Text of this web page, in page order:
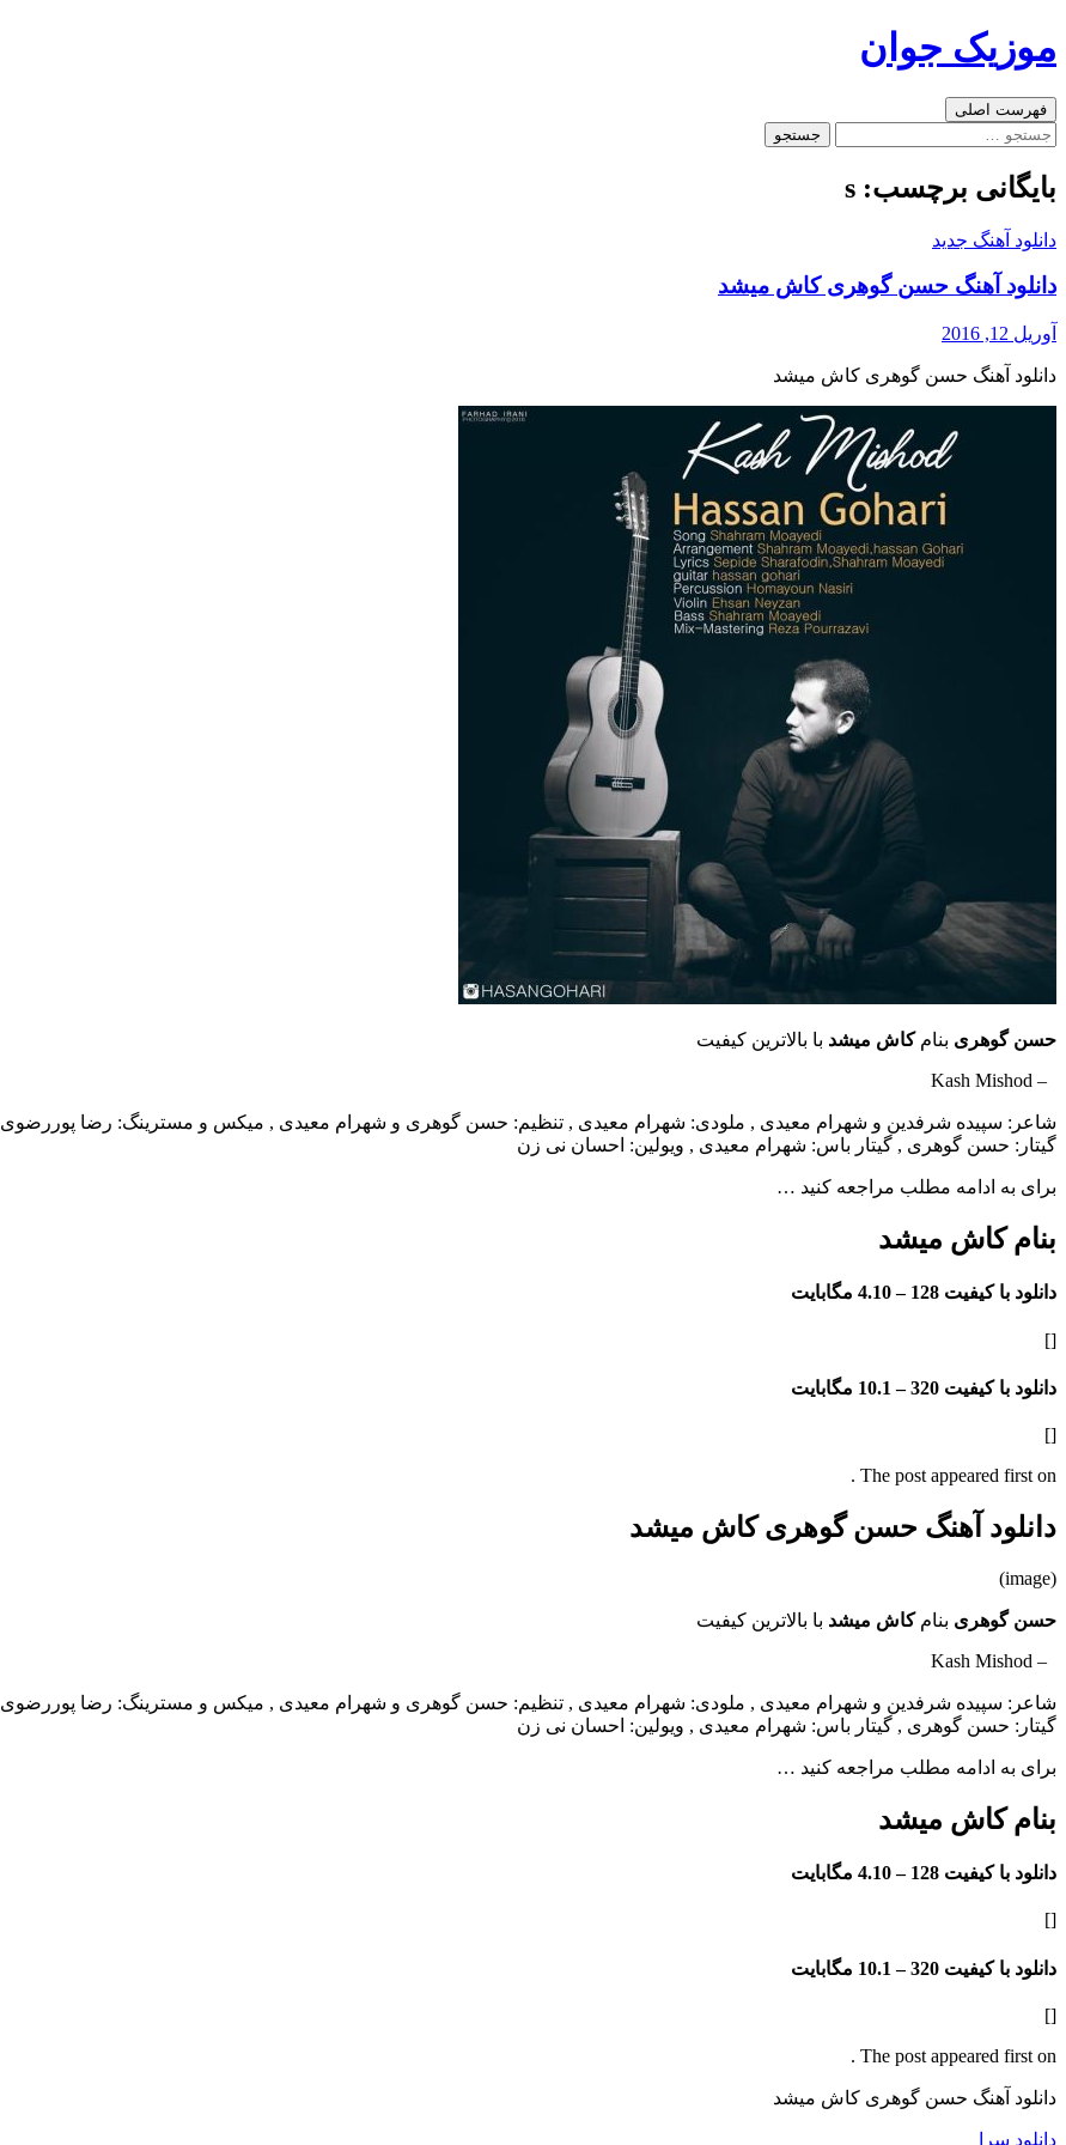
به
موزیک جوان
جست‌وجو
فهرست اصلی
جستجو
بایگانی برچسب: s
دانلود آهنگ جدید
دانلود آهنگ حسن گوهری کاش میشد
آوریل 12, 2016
دانلود آهنگ حسن گوهری کاش میشد
حسن گوهری بنامکاش میشد با بالاترین کیفیت
– Kash Mishod
شاعر: سپیده شرفدین و شهرام معیدی , ملودی: شهرام معیدی , تنظیم: حسن گوهری و شهرام معیدی , میکس و مسترینگ: رضا پوررضوی
گیتار: حسن گوهری , گیتار باس: شهرام معیدی , ویولین: احسان نی زن
برای به ادامه مطلب مراجعه کنید …
بنام کاش میشد
دانلود با کیفیت 128 – 4.10 مگابایت
[]
دانلود با کیفیت 320 – 10.1 مگابایت
[]
The post appeared first on .
دانلود آهنگ حسن گوهری کاش میشد
(image)
حسن گوهری بنامکاش میشد با بالاترین کیفیت
– Kash Mishod
شاعر: سپیده شرفدین و شهرام معیدی , ملودی: شهرام معیدی , تنظیم: حسن گوهری و شهرام معیدی , میکس و مسترینگ: رضا پوررضوی
گیتار: حسن گوهری , گیتار باس: شهرام معیدی , ویولین: احسان نی زن
برای به ادامه مطلب مراجعه کنید …
بنام کاش میشد
دانلود با کیفیت 128 – 4.10 مگابایت
[]
دانلود با کیفیت 320 – 10.1 مگابایت
[]
The post appeared first on .
دانلود آهنگ حسن گوهری کاش میشد
دانلود سرا